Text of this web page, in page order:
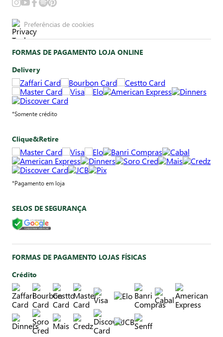
Preferências de cookies
FORMAS DE PAGAMENTO LOJA ONLINE
Delivery
*Somente crédito
Clique&Retire
*Pagamento em loja
SELOS DE SEGURANÇA
FORMAS DE PAGAMENTO LOJAS FÍSICAS
Crédito